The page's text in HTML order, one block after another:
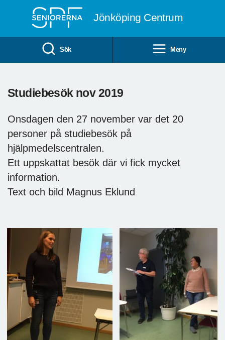
Jönköping Centrum
Sök Meny
Studiebesök nov 2019
Onsdagen den 27 november var det 20
personer på studiebesök på
hjälpmedelscentralen.
Ett uppskattat besök där vi fick mycket
information.
Text och bild Magnus Eklund